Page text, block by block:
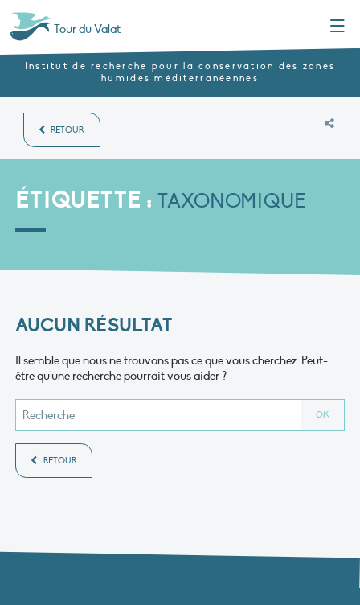
Tour du Valat
Institut de recherche pour la conservation des zones
humides méditerranéennes
RETOUR
ÉTIQUETTE : TAXONOMIQUE
AUCUN RÉSULTAT
Il semble que nous ne trouvons pas ce que vous cherchez. Peut-
être qu'une recherche pourrait vous aider ?
RETOUR